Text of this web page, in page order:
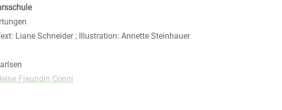
Liane Schneider ; Illustration: Annette Steinhauer
Freundin Conni